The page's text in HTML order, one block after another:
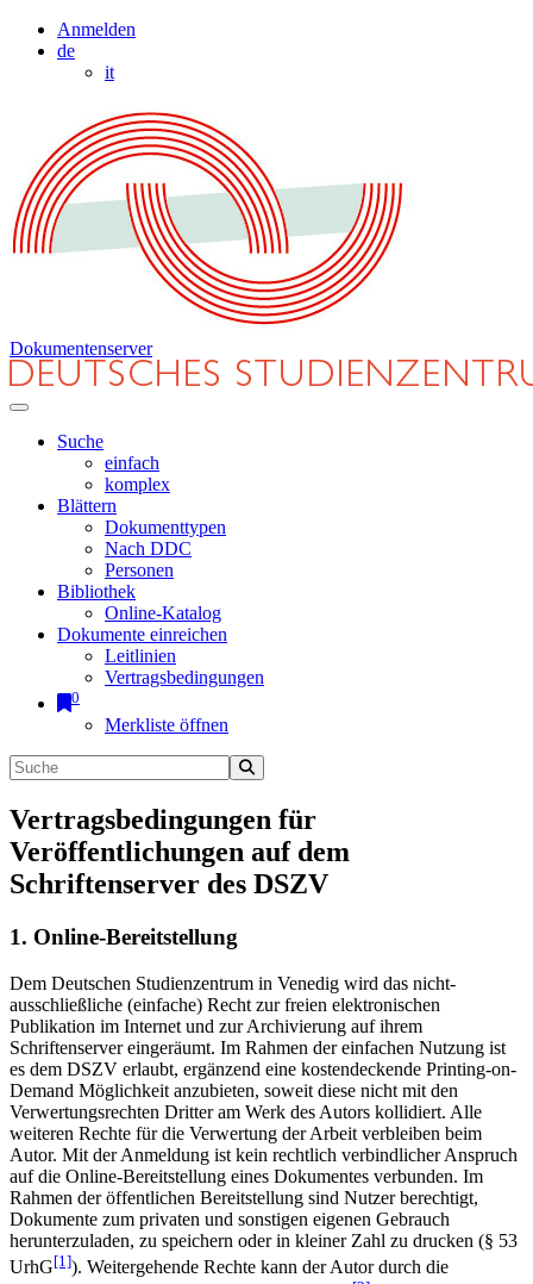
Anmelden
de
it
Dokumentenserver
Suche
einfach
komplex
Blättern
Dokumenttypen
Nach DDC
Personen
Bibliothek
Online-Katalog
Dokumente einreichen
Leitlinien
Vertragsbedingungen
0
Merkliste öffnen
Vertragsbedingungen für
Veröffentlichungen auf dem
Schriftenserver des DSZV
1. Online-Bereitstellung
Dem Deutschen Studienzentrum in Venedig wird das nicht-
ausschließliche (einfache) Recht zur freien elektronischen
Publikation im Internet und zur Archivierung auf ihrem
Schriftenserver eingeräumt. Im Rahmen der einfachen Nutzung ist
es dem DSZV erlaubt, ergänzend eine kostendeckende Printing-on-
Demand Möglichkeit anzubieten, soweit diese nicht mit den
Verwertungsrechten Dritter am Werk des Autors kollidiert. Alle
weiteren Rechte für die Verwertung der Arbeit verbleiben beim
Autor. Mit der Anmeldung ist kein rechtlich verbindlicher Anspruch
auf die Online-Bereitstellung eines Dokumentes verbunden. Im
Rahmen der öffentlichen Bereitstellung sind Nutzer berechtigt,
Dokumente zum privaten und sonstigen eigenen Gebrauch
herunterzuladen, zu speichern oder in kleiner Zahl zu drucken (§ 53
UrhG[1]). Weitergehende Rechte kann der Autor durch die